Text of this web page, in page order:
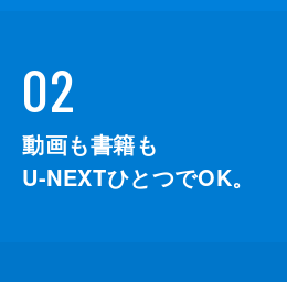
02
動画も書籍も
U-NEXTひとつでOK。